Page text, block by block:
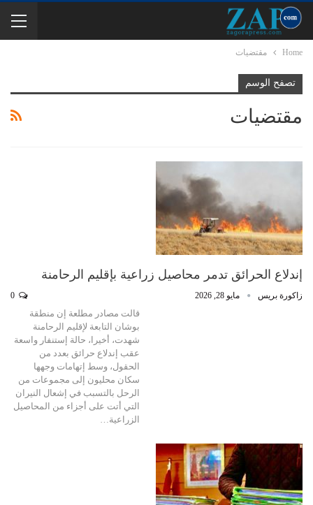
Home مقتضيات
تصفح الوسم
مقتضيات
إندلاع الحرائق تدمر محاصيل زراعية بإقليم الرحامنة
زاكورة بريس مايو 28, 2026
قالت مصادر مطلعة إن منطقة
بوشان التابعة لإقليم الرحامنة
شهدت، أخيرا، حالة إستنفار واسعة
عقب إندلاع حرائق بعدد من
الحقول، وسط إتهامات وجهها
سكان محليون إلى مجموعات من
الرحل بالتسبب في إشعال النيران
التي أتت على أجزاء من المحاصيل
الزراعية…